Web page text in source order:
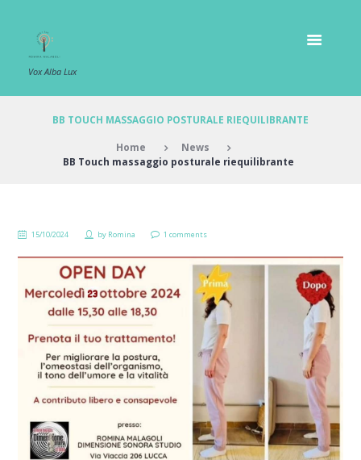
Vox Alba Lux
BB TOUCH MASSAGGIO POSTURALE RIEQUILIBRANTE
Home
News
BB Touch massaggio posturale riequilibrante
15/10/2024 by Romina 1 comments